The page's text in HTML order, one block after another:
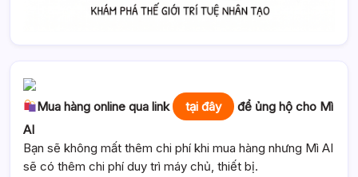
Mua hàng online qua link tại đây
để ủng hộ cho Mì
AI
Bạn sẽ không mất thêm chi phí khi mua hàng nhưng Mì AI
sẽ có thêm chi phí duy trì máy chủ, thiết bị.